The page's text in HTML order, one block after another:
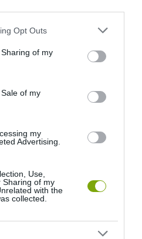
app uses one or more Google
behaviour. You may click to
and its third-party tags to
purposes in below Google
Opt Outs
of my
of my
my
Advertising.
Use,
Sharing of my
with the
collected.
SZŐLŐ ÉS KOMLÓ
TALÁLKOZÁSA